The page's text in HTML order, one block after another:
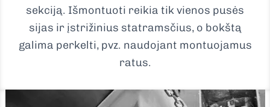
sekciją. Išmontuoti reikia tik vienos pusės
sijas ir įstrižinius statramsčius, o bokštą
galima perkelti, pvz. naudojant montuojamus
ratus.